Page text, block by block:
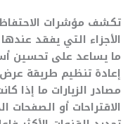
تكشف مؤشرات
الأجزاء التي يفقد
ما يساعد على تحسين
إعادة تنظيم طريقة
مصادر الزيارات ما إذا
الاقتراحات أو الصفحات